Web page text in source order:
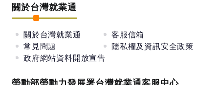
關於台灣就業通
關於台灣就業通
客服信箱
常見問題
隱私權及資訊安全政策
政府網站資料開放宣告
勞動部勞動力發展署台灣就業通客服中心